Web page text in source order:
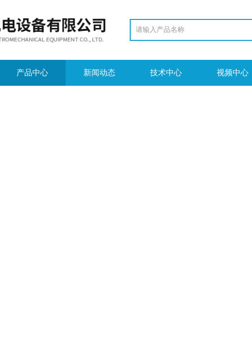
产品中心 新闻动态 技术中心 视频中心